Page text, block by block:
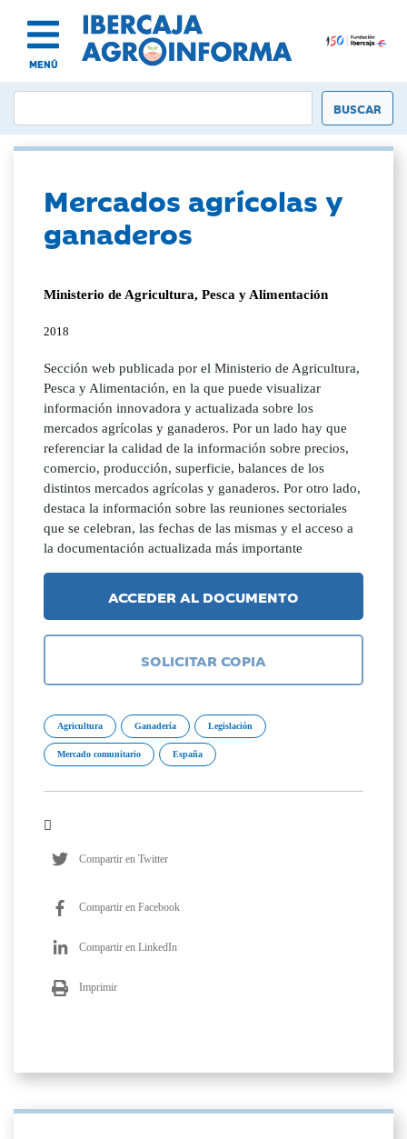
MENÚ
Mercados agrícolas y
ganaderos
Ministerio de Agricultura, Pesca y Alimentación
2018
Sección web publicada por el Ministerio de Agricultura,
Pesca y Alimentación, en la que puede visualizar
información innovadora y actualizada sobre los
mercados agrícolas y ganaderos. Por un lado hay que
referenciar la calidad de la información sobre precios,
comercio, producción, superficie, balances de los
distintos mercados agrícolas y ganaderos. Por otro lado,
destaca la información sobre las reuniones sectoriales
que se celebran, las fechas de las mismas y el acceso a
la documentación actualizada más importante
ACCEDER AL DOCUMENTO
SOLICITAR COPIA
Agricultura Ganadería Legislación
Mercado comunitario España
Compartir en Twitter
Compartir en Facebook
Compartir en LinkedIn
Imprimir